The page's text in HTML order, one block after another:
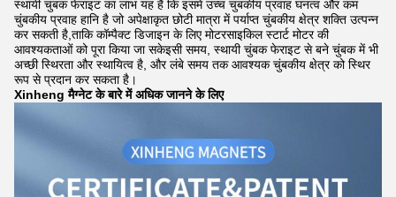
स्थायी चुंबक फेराइट का लाभ यह है कि इसमें उच्च चुंबकीय प्रवाह घनत्व और कम
चुंबकीय प्रवाह हानि है जो अपेक्षाकृत छोटी मात्रा में पर्याप्त चुंबकीय क्षेत्र शक्ति उत्पन्न
कर सकती है,ताकि कॉम्पैक्ट डिजाइन के लिए मोटरसाइकिल स्टार्ट मोटर की
आवश्यकताओं को पूरा किया जा सकेइसी समय, स्थायी चुंबक फेराइट से बने चुंबक में भी
अच्छी स्थिरता और स्थायित्व है, और लंबे समय तक आवश्यक चुंबकीय क्षेत्र को स्थिर
रूप से प्रदान कर सकता है।
Xinheng मैग्नेट के बारे में अधिक जानने के लिए